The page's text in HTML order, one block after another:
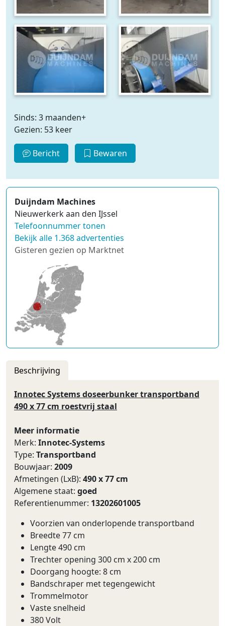
Sinds: 3 maanden+
Gezien: 53 keer
Bericht Bewaren
Duijndam Machines
Nieuwerkerk aan den IJssel
Telefoonnummer tonen
Bekijk alle 1.368 advertenties
Gisteren gezien op Marktnet
Beschrijving
Innotec Systems doseerbunker transportband
490 x 77 cm roestvrij staal
Meer informatie
Merk: Innotec-Systems
Type: Transportband
Bouwjaar: 2009
Afmetingen (LxB): 490 x 77 cm
Algemene staat: goed
Referentienummer: 13202601005
Voorzien van onderlopende transportband
Breedte 77 cm
Lengte 490 cm
Trechter opening 300 cm x 200 cm
Doorgang hoogte: 8 cm
Bandschraper met tegengewicht
Trommelmotor
Vaste snelheid
380 Volt